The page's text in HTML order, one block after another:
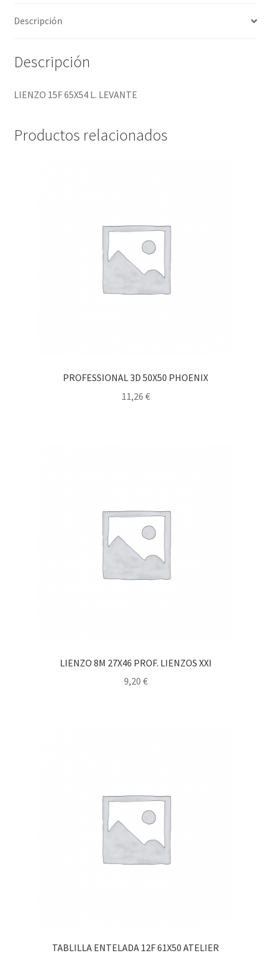
Descripción
Descripción
LIENZO 15F 65X54 L. LEVANTE
Productos relacionados
PROFESSIONAL 3D 50X50 PHOENIX
11,26 €
LIENZO 8M 27X46 PROF. LIENZOS XXI
9,20 €
TABLILLA ENTELADA 12F 61X50 ATELIER